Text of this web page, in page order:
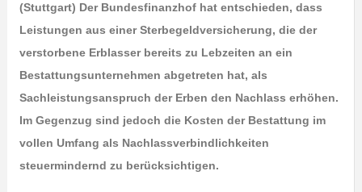
(Stuttgart) Der Bundesfinanzhof hat entschieden, dass
Leistungen aus einer Sterbegeldversicherung, die der
verstorbene Erblasser bereits zu Lebzeiten an ein
Bestattungsunternehmen abgetreten hat, als
Sachleistungsanspruch der Erben den Nachlass erhöhen.
Im Gegenzug sind jedoch die Kosten der Bestattung im
vollen Umfang als Nachlassverbindlichkeiten
steuermindernd zu berücksichtigen.